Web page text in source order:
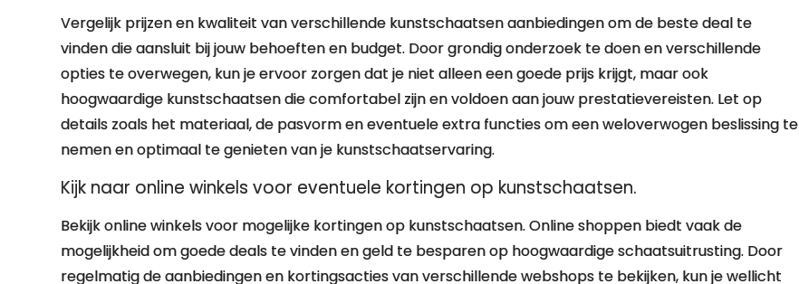
Vergelijk prijzen en kwaliteit van verschillende kunstschaatsen aanbiedingen om de beste deal te
vinden die aansluit bij jouw behoeften en budget. Door grondig onderzoek te doen en verschillende
opties te overwegen, kun je ervoor zorgen dat je niet alleen een goede prijs krijgt, maar ook
hoogwaardige kunstschaatsen die comfortabel zijn en voldoen aan jouw prestatievereisten. Let op
details zoals het materiaal, de pasvorm en eventuele extra functies om een weloverwogen beslissing te
nemen en optimaal te genieten van je kunstschaatservaring.
Kijk naar online winkels voor eventuele kortingen op kunstschaatsen.
Bekijk online winkels voor mogelijke kortingen op kunstschaatsen. Online shoppen biedt vaak de
mogelijkheid om goede deals te vinden en geld te besparen op hoogwaardige schaatsuitrusting. Door
regelmatig de aanbiedingen en kortingsacties van verschillende webshops te bekijken, kun je wellicht